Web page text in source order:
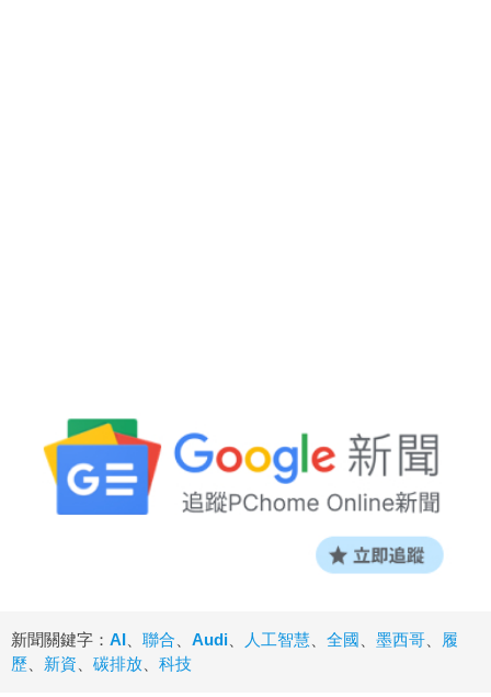
新聞關鍵字： AI 聯合 Audi 人工智慧 全國 墨西哥
履
歷
新資 碳排放 科技